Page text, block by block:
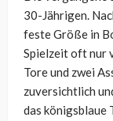
30-Jährigen.
feste Größe in
Spielzeit oft nur
Tore und zwei
zuversichtlich
das königsblaue